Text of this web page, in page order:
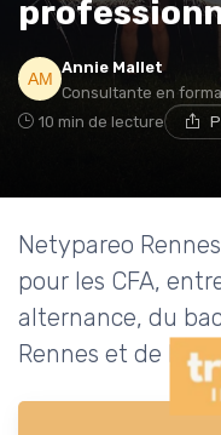
Annie Mallet
Consultante en
10 min de lecture
Netypareo
pour les CFA,
alternance, du
Rennes et de